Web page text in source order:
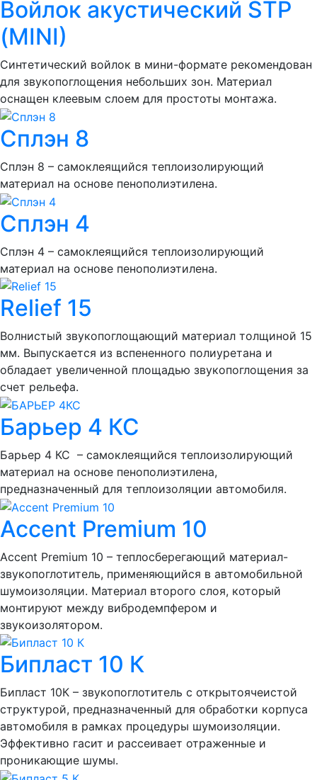
Войлок акустический STP
(MINI)
Синтетический войлок в мини-формате рекомендован
для звукопоглощения небольших зон. Материал
оснащен клеевым слоем для простоты монтажа.
Сплэн 8
Сплэн 8 – самоклеящийся теплоизолирующий
материал на основе пенополиэтилена.
Сплэн 4
Сплэн 4 – самоклеящийся теплоизолирующий
материал на основе пенополиэтилена.
Relief 15
Волнистый звукопоглощающий материал толщиной 15
мм. Выпускается из вспененного полиуретана и
обладает увеличенной площадью звукопоглощения за
счет рельефа.
Барьер 4 КС
Барьер 4 КС – самоклеящийся теплоизолирующий
материал на основе пенополиэтилена,
предназначенный для теплоизоляции автомобиля.
Accent Premium 10
Accent Premium 10 – теплосберегающий материал-
звукопоглотитель, применяющийся в автомобильной
шумоизоляции. Материал второго слоя, который
монтируют между вибродемпфером и
звукоизолятором.
Бипласт 10 К
Бипласт 10К – звукопоглотитель с открытоячеистой
структурой, предназначенный для обработки корпуса
автомобиля в рамках процедуры шумоизоляции.
Эффективно гасит и рассеивает отраженные и
проникающие шумы.